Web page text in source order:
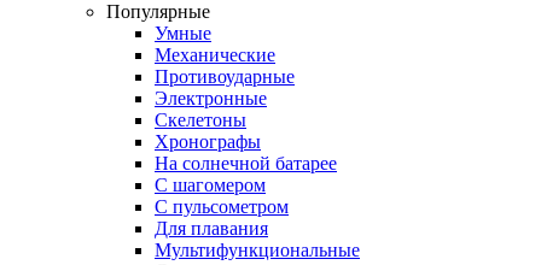
Популярные
Умные
Механические
Противоударные
Электронные
Скелетоны
Хронографы
На солнечной батарее
С шагомером
С пульсометром
Для плавания
Мультифункциональные